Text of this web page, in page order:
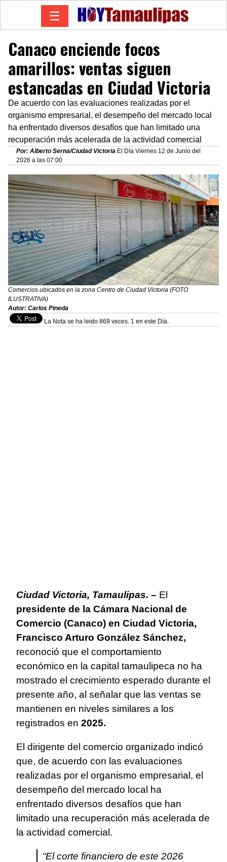
☰
Canaco enciende focos
amarillos: ventas siguen
estancadas en Ciudad Victoria
De acuerdo con las evaluaciones realizadas por el
organismo empresarial, el desempeño del mercado local
ha enfrentado diversos desafíos que han limitado una
recuperación más acelerada de la actividad comercial
Por: Alberto Serna/Ciudad Victoria El Día Viernes 12 de Junio del
2026 a las 07:00
Comercios ubicados en la zona Centro de Ciudad Victoria (FOTO
ILUSTRATIVA)
Autor: Carlos Pineda
La Nota se ha leido 869 veces. 1 en este Día.
Ciudad Victoria, Tamaulipas. – El
presidente de la Cámara Nacional de
Comercio (Canaco) en Ciudad Victoria,
Francisco Arturo González Sánchez,
reconoció que el comportamiento
económico en la capital tamaulipeca no ha
mostrado el crecimiento esperado durante el
presente año, al señalar que las ventas se
mantienen en niveles similares a los
registrados en 2025.
El dirigente del comercio organizado indicó
que, de acuerdo con las evaluaciones
realizadas por el organismo empresarial, el
desempeño del mercado local ha
enfrentado diversos desafíos que han
limitado una recuperación más acelerada de
la actividad comercial.
“El corte financiero de este 2026